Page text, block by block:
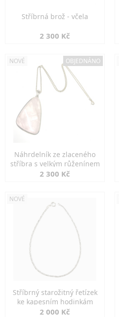
Stříbrná brož - včela
2 300 Kč
NOVÉ OBJEDNÁNO
Náhrdelník ze zlaceného
stříbra s velkým růženínem
2 300 Kč
NOVÉ
Stříbrný starožitný řetízek
ke kapesním hodinkám
2 000 Kč